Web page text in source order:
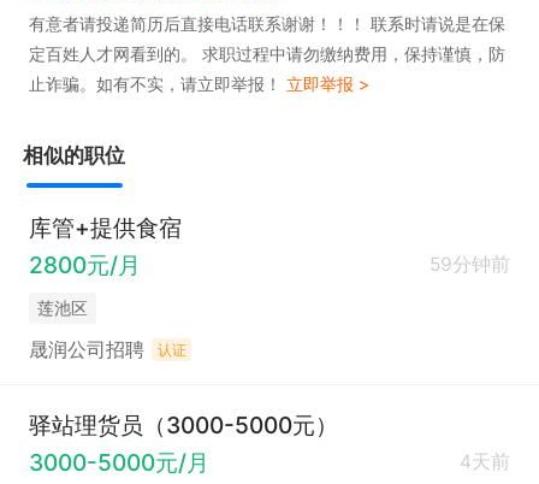
有意者请投递简历后直接电话联系谢谢！！！ 联系时请说是在保
定百姓人才网看到的。 求职过程中请勿缴纳费用，保持谨慎，防
止诈骗。如有不实，请立即举报！ 立即举报 >
相似的职位
库管+提供食宿
2800元/月
59分钟前
莲池区
晟润公司招聘 认证
驿站理货员（3000-5000元）
3000-5000元/月
4天前